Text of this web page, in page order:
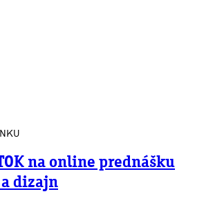
na online prednášku
dizajn